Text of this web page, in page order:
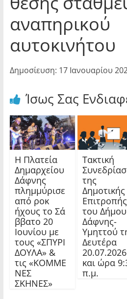
αναπηρικού
αυτοκινήτου
Δημοσίευση: 17 Ιανουαρίου
Ίσως Σας
Η Πλατεία
Δημαρχείου
Δάφνης
πλημμύρισε
από ροκ
ήχους το Σά
ββατο 20
Ιουνίου με
τους «ΣΠΥΡΙ
ΔΟΥΛΑ» &
τις «ΚΟΜΜΕ
ΝΕΣ
ΣΚΗΝΕΣ»
Τακτική
της
Δημοτικής
Επιτροπής
του Δήμου
Δάφνης-
Υμηττού
Δευτέρα
20.07.2026
και ώρα
π.μ.